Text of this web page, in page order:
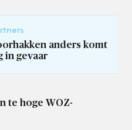
anders komt
in gevaar
te hoge WOZ-